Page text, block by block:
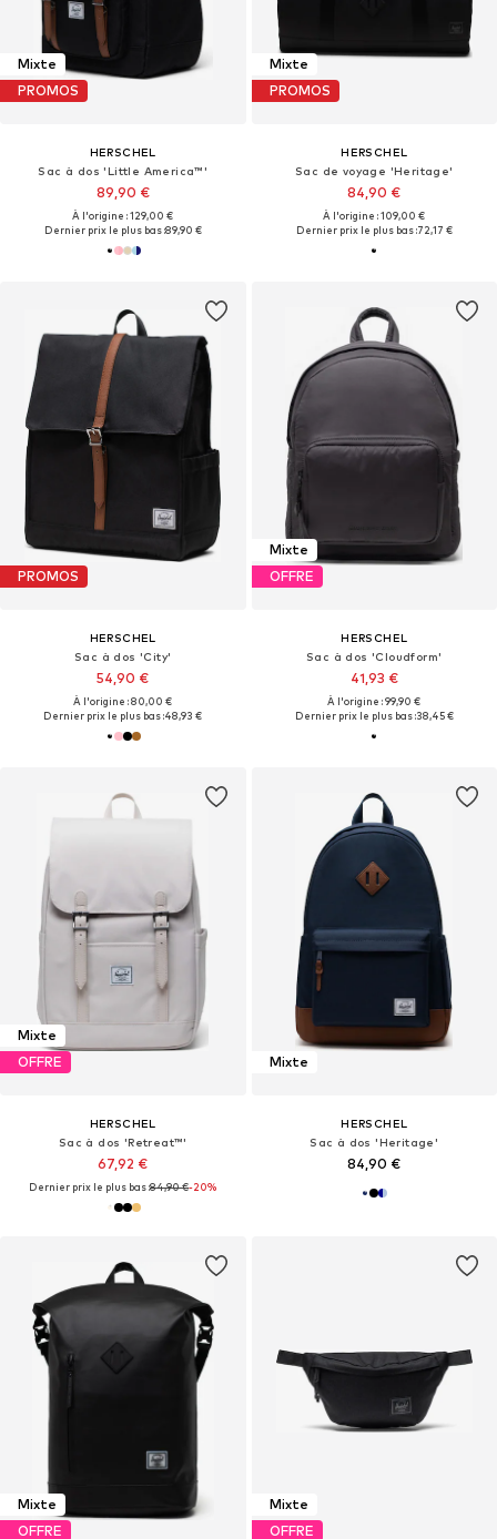
Mixte
PROMOS
HERSCHEL
Sac à dos 'Little America™'
89,90 €
À l'origine : 129,00 €
Dernier prix le plus bas :89,90 €
Mixte
PROMOS
HERSCHEL
Sac de voyage 'Heritage'
84,90 €
À l'origine : 109,00 €
Dernier prix le plus bas :72,17 €
PROMOS
HERSCHEL
Sac à dos 'City'
54,90 €
À l'origine : 80,00 €
Dernier prix le plus bas :48,93 €
Mixte
OFFRE
HERSCHEL
Sac à dos 'Cloudform'
41,93 €
À l'origine : 99,90 €
Dernier prix le plus bas :38,45 €
Mixte
OFFRE
HERSCHEL
Sac à dos 'Retreat™'
67,92 €
Dernier prix le plus bas :84,90 €-20%
Mixte
HERSCHEL
Sac à dos 'Heritage'
84,90 €
Mixte
OFFRE
Mixte
OFFRE